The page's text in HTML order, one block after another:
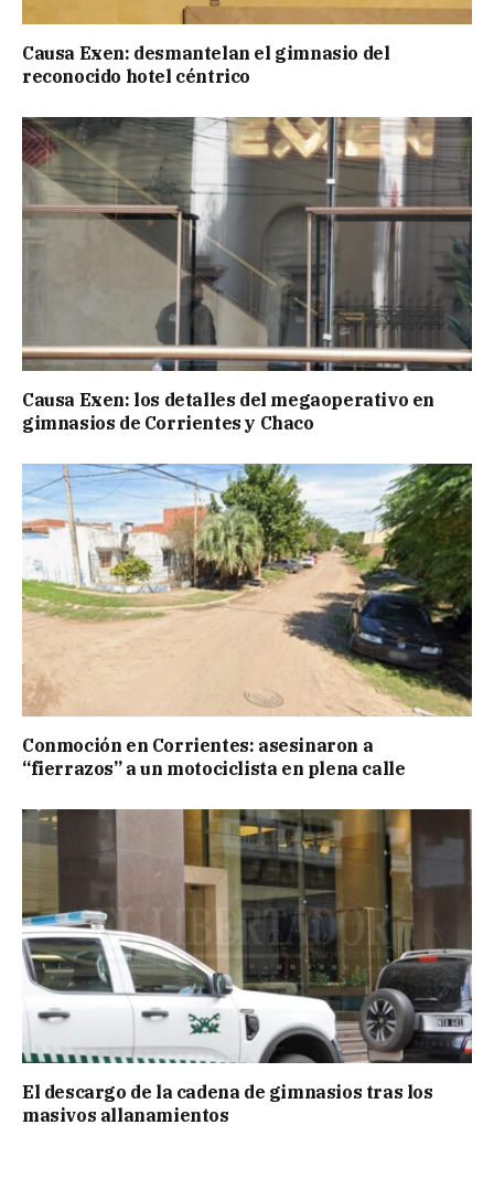
Causa Exen: desmantelan el gimnasio del
reconocido hotel céntrico
Causa Exen: los detalles del megaoperativo en
gimnasios de Corrientes y Chaco
Conmoción en Corrientes: asesinaron a
“fierrazos” a un motociclista en plena calle
El descargo de la cadena de gimnasios tras los
masivos allanamientos